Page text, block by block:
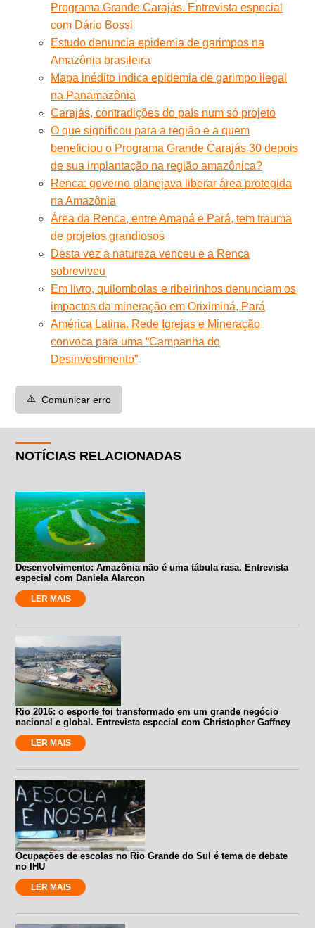
Programa Grande Carajás. Entrevista especial
com Dário Bossi
Estudo denuncia epidemia de garimpos na
Amazônia brasileira
Mapa inédito indica epidemia de garimpo ilegal
na Panamazônia
Carajás, contradições do país num só projeto
O que significou para a região e a quem
beneficiou o Programa Grande Carajás 30 depois
de sua implantação na região amazônica?
Renca: governo planejava liberar área protegida
na Amazônia
Área da Renca, entre Amapá e Pará, tem trauma
de projetos grandiosos
Desta vez a natureza venceu e a Renca
sobreviveu
Em livro, quilombolas e ribeirinhos denunciam os
impactos da mineração em Oriximiná, Pará
América Latina. Rede Igrejas e Mineração
convoca para uma “Campanha do
Desinvestimento”
⚠️ Comunicar erro
NOTÍCIAS RELACIONADAS
Desenvolvimento: Amazônia não é uma tábula rasa. Entrevista
especial com Daniela Alarcon
LER MAIS
Rio 2016: o esporte foi transformado em um grande negócio
nacional e global. Entrevista especial com Christopher Gaffney
LER MAIS
Ocupações de escolas no Rio Grande do Sul é tema de debate
no IHU
LER MAIS